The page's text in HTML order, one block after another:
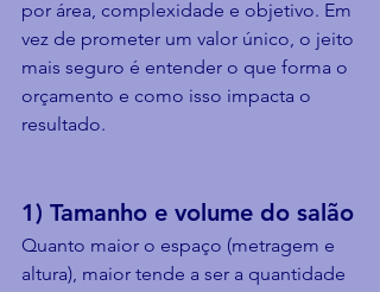
por área, complexidade e objetivo. Em
vez de prometer um valor único, o jeito
mais seguro é entender o que forma o
orçamento e como isso impacta o
resultado.
1) Tamanho e volume do salão
Quanto maior o espaço (metragem e
altura), maior tende a ser a quantidade